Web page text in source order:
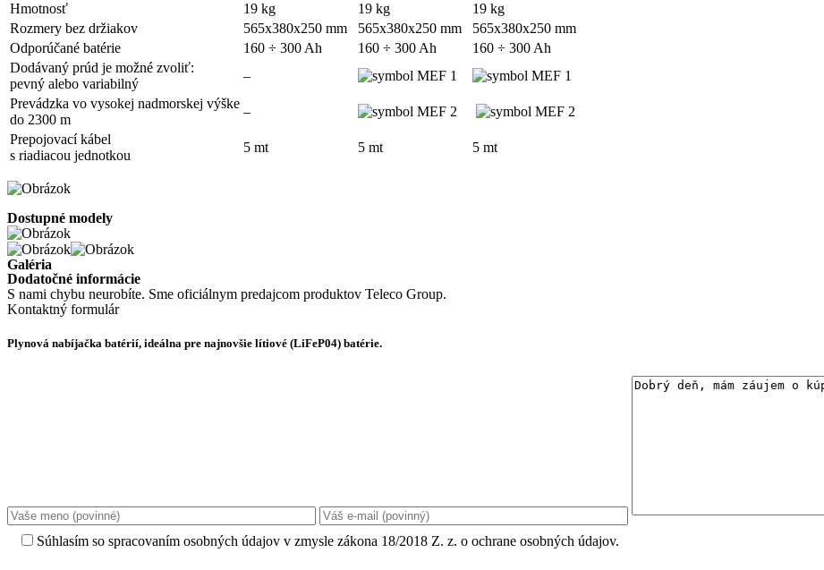
Hmotnosť
19 kg 19 kg
19 kg
Rozmery bez držiakov
565x380x250 mm 565x380x250 mm
565x380x250 mm
Odporúčané batérie
160 ÷ 300 Ah 160 ÷ 300 Ah
160 ÷ 300 Ah
Dodávaný prúd je možné zvoliť:
pevný alebo variabilný
–
Prevádzka vo vysokej nadmorskej výške
do 2300 m
–
Prepojovací kábel
s riadiacou jednotkou
5 mt 5 mt 5 mt
Dostupné modely
Galéria
Dodatočné informácie
S nami chybu neurobíte. Sme oficiálnym predajcom produktov Teleco Group.
Kontaktný formulár
Plynová nabíjačka batérií, ideálna pre najnovšie lítiové (LiFeP04) batérie.
Súhlasím so spracovaním osobných údajov v zmysle zákona 18/2018 Z. z. o ochrane osobných údajov.